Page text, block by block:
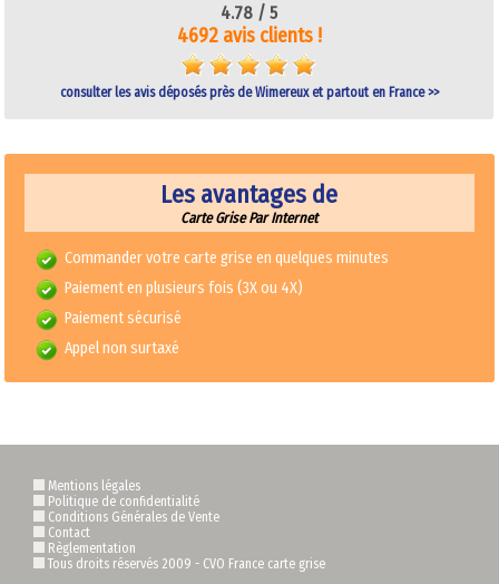
4.78 /5
4692 avis clients !
consulter les avis déposés près de Wimereux et partout en France >>
Les avantages de
Carte Grise Par Internet
Commander votre carte grise en quelques minutes
Paiement en plusieurs fois (3X ou 4X)
Paiement sécurisé
Appel non surtaxé
Mentions légales
Politique de confidentialité
Conditions Générales de Vente
Contact
Règlementation
Tous droits réservés 2009 - CVO France carte grise